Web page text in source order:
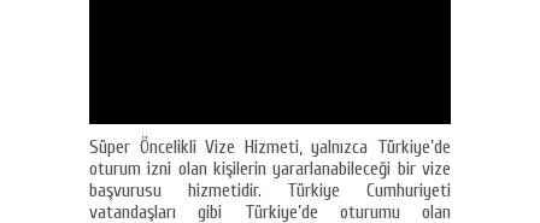
Süper Öncelikli Vize Hizmeti, yalnızca Türkiye’de
oturum izni olan kişilerin yararlanabileceği bir vize
başvurusu hizmetidir. Türkiye Cumhuriyeti
vatandaşları gibi Türkiye’de oturumu olan